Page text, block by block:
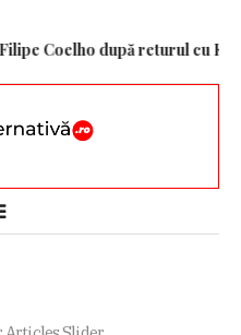
Coelho după returul cu KuPS